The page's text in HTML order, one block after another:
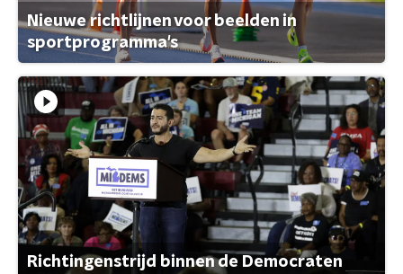
Nieuwe richtlijnen voor beelden in
sportprogramma's
Richtingenstrijd binnen de Democraten